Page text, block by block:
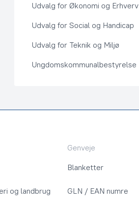
Udvalg for Økonomi og Erhverv
Udvalg for Social og Handicap
Udvalg for Teknik og Miljø
Ungdomskommunalbestyrelse
og landbrug
Genveje
Blanketter
GLN / EAN numre